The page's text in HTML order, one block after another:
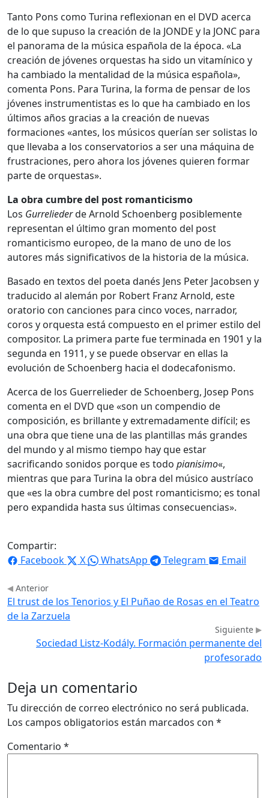
Tanto Pons como Turina reflexionan en el DVD acerca
de lo que supuso la creación de la JONDE y la JONC para
el panorama de la música española de la época. «La
creación de jóvenes orquestas ha sido un vitamínico y
ha cambiado la mentalidad de la música española»,
comenta Pons. Para Turina, la forma de pensar de los
jóvenes instrumentistas es lo que ha cambiado en los
últimos años gracias a la creación de nuevas
formaciones «antes, los músicos querían ser solistas lo
que llevaba a los conservatorios a ser una máquina de
frustraciones, pero ahora los jóvenes quieren formar
parte de orquestas».
La obra cumbre del post romanticismo
Los Gurreliederde Arnold Schoenberg posiblemente
representan el último gran momento del post
romanticismo europeo, de la mano de uno de los
autores más significativos de la historia de la música.
Basado en textos del poeta danés Jens Peter Jacobsen y
traducido al alemán por Robert Franz Arnold, este
oratorio con canciones para cinco voces, narrador,
coros y orquesta está compuesto en el primer estilo del
compositor. La primera parte fue terminada en 1901 y la
segunda en 1911, y se puede observar en ellas la
evolución de Schoenberg hacia el dodecafonismo.
Acerca de los Guerrelieder de Schoenberg, Josep Pons
comenta en el DVD que «son un compendio de
composición, es brillante y extremadamente difícil; es
una obra que tiene una de las plantillas más grandes
del mundo y al mismo tiempo hay que estar
sacrificando sonidos porque es todo pianisimo«,
mientras que para Turina la obra del músico austríaco
que «es la obra cumbre del post romanticismo; es tonal
pero expandida hasta sus últimas consecuencias».
Compartir:
Facebook
X WhatsApp Telegram Email
Anterior
El trust de los Tenorios y El Puñao de Rosas en el Teatro
de la Zarzuela
Siguiente
Sociedad Listz-Kodály. Formación permanente del
profesorado
Deja un comentario
Tu dirección de correo electrónico no será publicada.
Los campos obligatorios están marcados con *
Comentario *